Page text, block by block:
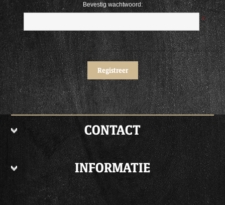
Bevestig wachtwoord:
*
CONTACT
INFORMATIE